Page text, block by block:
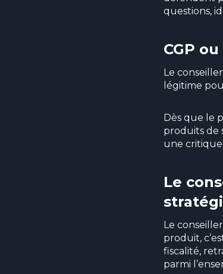
questions,
CGP
Le
légitime
Dès que le
produits de
une critique
Le
Le
produit,
fiscalité,
parmi